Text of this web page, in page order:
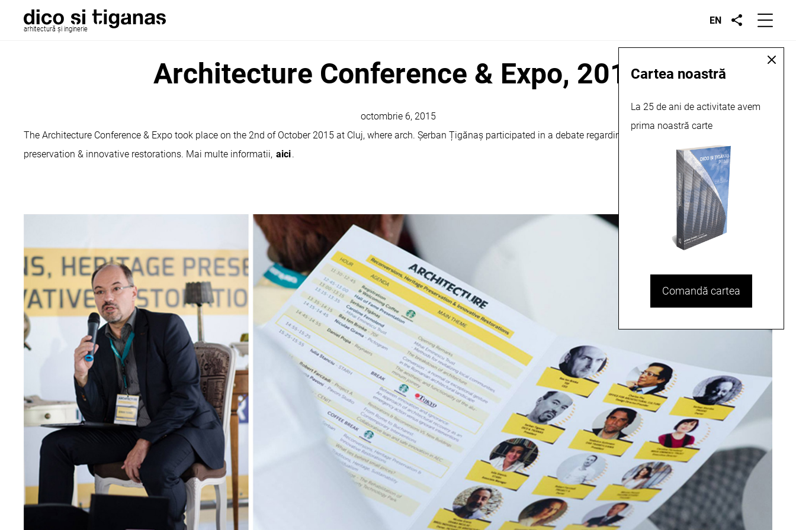
arhitectură și inginerie
EN
Architecture Conference & Expo, 2015
octombrie 6, 2015
The Architecture Conference & Expo took place on the 2nd of October 2015 at Cluj, where arch. Șerban Țigănaș participated in a debate regarding reconversions, heritage
preservation & innovative restorations. Mai multe informatii, aici.
Cartea noastră
La 25 de ani de activitate avem
prima noastră carte
Comandă cartea